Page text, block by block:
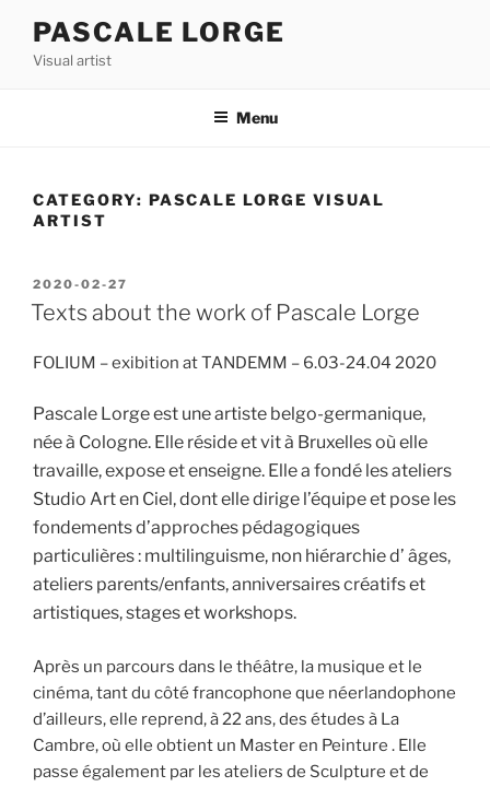
content
PASCALE LORGE
Visual artist
Menu
CATEGORY: PASCALE LORGE VISUAL
ARTIST
POSTED
ON
2020-02-27
Texts about the work of Pascale Lorge
FOLIUM – exibition at TANDEMM – 6.03-24.04 2020
Pascale Lorge est une artiste belgo-germanique,
née à Cologne. Elle réside et vit à Bruxelles où elle
travaille, expose et enseigne. Elle a fondé les ateliers
Studio Art en Ciel, dont elle dirige l’équipe et pose les
fondements d’approches pédagogiques
particulières : multilinguisme, non hiérarchie d’ âges,
ateliers parents/enfants, anniversaires créatifs et
artistiques, stages et workshops.
Après un parcours dans le théâtre, la musique et le
cinéma, tant du côté francophone que néerlandophone
d’ailleurs, elle reprend, à 22 ans, des études à La
Cambre, où elle obtient un Master en Peinture . Elle
passe également par les ateliers de Sculpture et de